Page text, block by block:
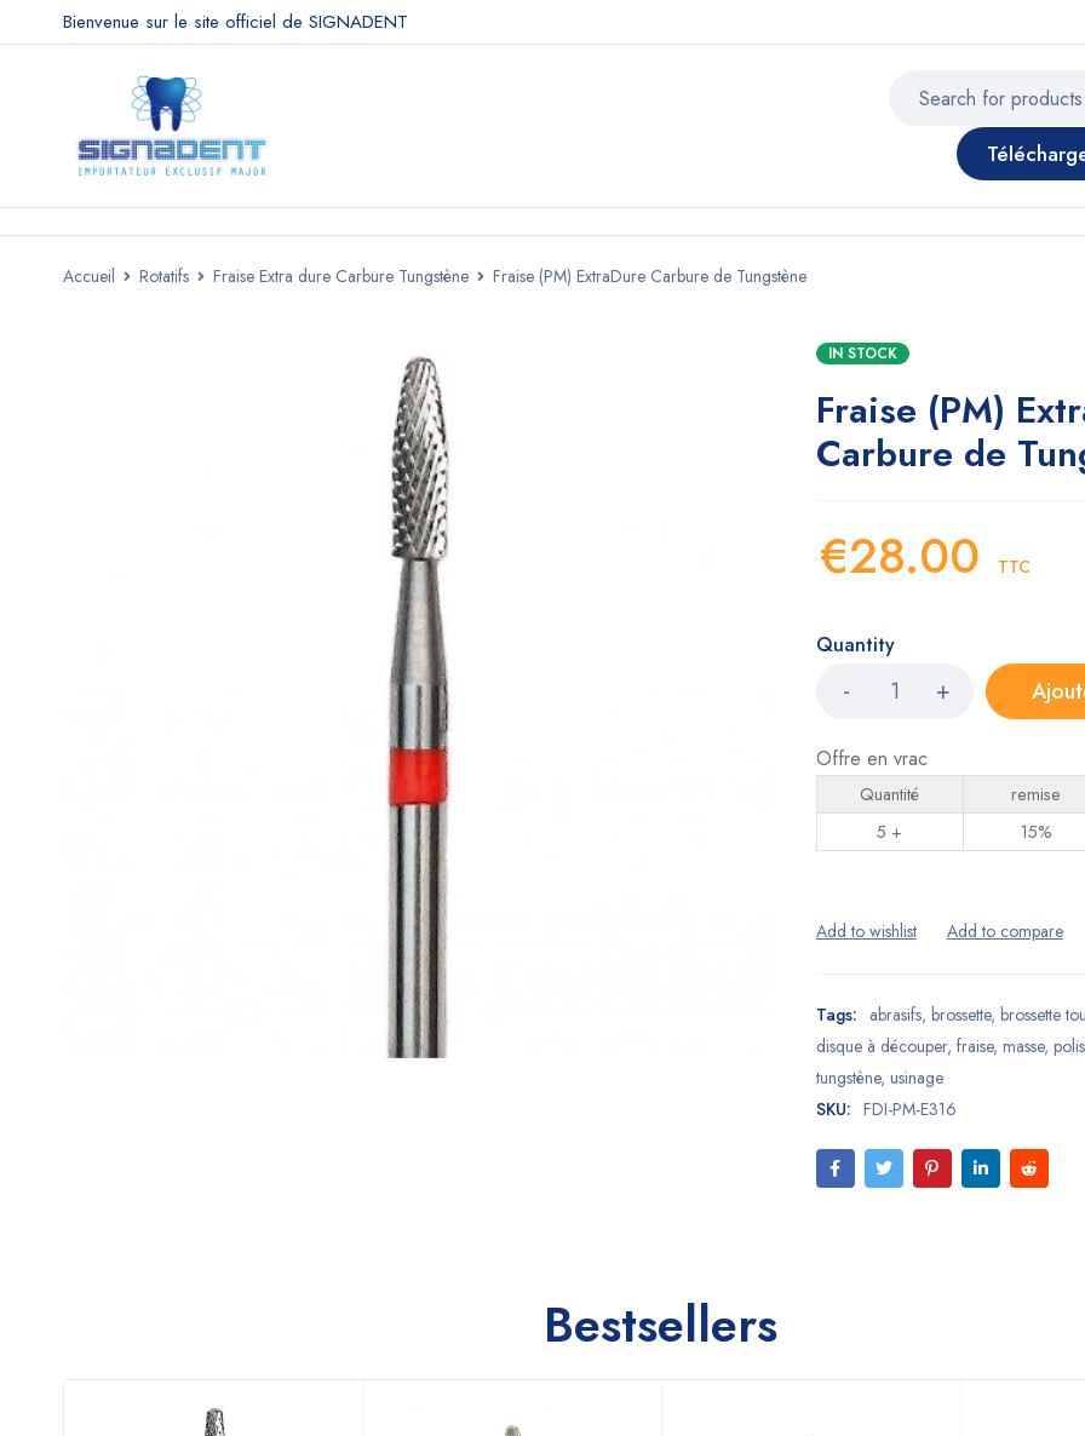
Bienvenue sur le site officiel de SIGNADENT
Accueil Rotatifs Fraise Extra dure Carbure Tungstène Fraise (PM) ExtraDure Carbure de Tungstène
IN STOCK
Fraise (PM)
Carbure de
€28.00 TTC
Quantity
Offre en vrac
Quantité remise
5 +
15%
Tags: abrasifs, brossette, brossette
disque à découper, fraise, masse,
tungstène, usinage
SKU: FDI-PM-E316
Bestsellers